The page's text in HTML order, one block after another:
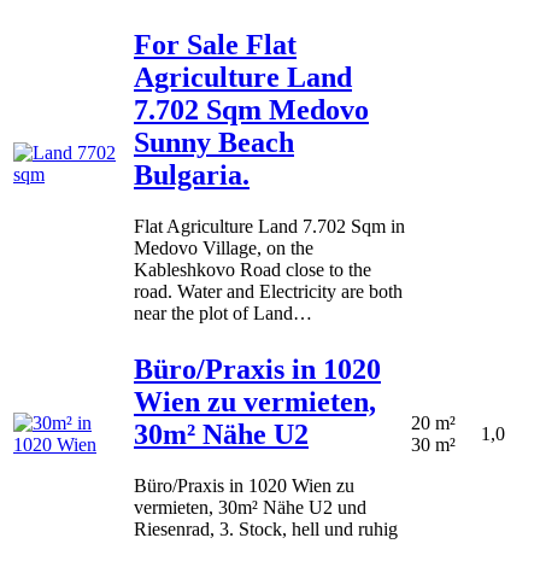
For Sale Flat
Agriculture Land
7.702 Sqm Medovo
Sunny Beach
Bulgaria.
Flat Agriculture Land 7.702 Sqm in
Medovo Village, on the
Kableshkovo Road close to the
road. Water and Electricity are both
near the plot of Land…
Büro/Praxis in 1020
Wien zu vermieten,
30m² Nähe U2
Büro/Praxis in 1020 Wien zu
vermieten, 30m² Nähe U2 und
Riesenrad, 3. Stock, hell und ruhig
20 m²
30 m²
1,0